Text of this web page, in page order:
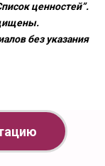
ценностей”.
без указания